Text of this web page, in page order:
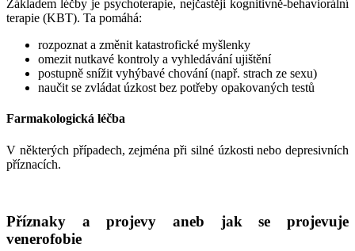
Základem léčby je psychoterapie, nejčastěji kognitivně-behaviorální
terapie (KBT). Ta pomáhá:
rozpoznat a změnit katastrofické myšlenky
omezit nutkavé kontroly a vyhledávání ujištění
postupně snížit vyhýbavé chování (např. strach ze sexu)
naučit se zvládat úzkost bez potřeby opakovaných testů
Farmakologická léčba
V některých případech, zejména při silné úzkosti nebo depresivních
příznacích.
Příznaky a projevy aneb jak se projevuje
venerofobie